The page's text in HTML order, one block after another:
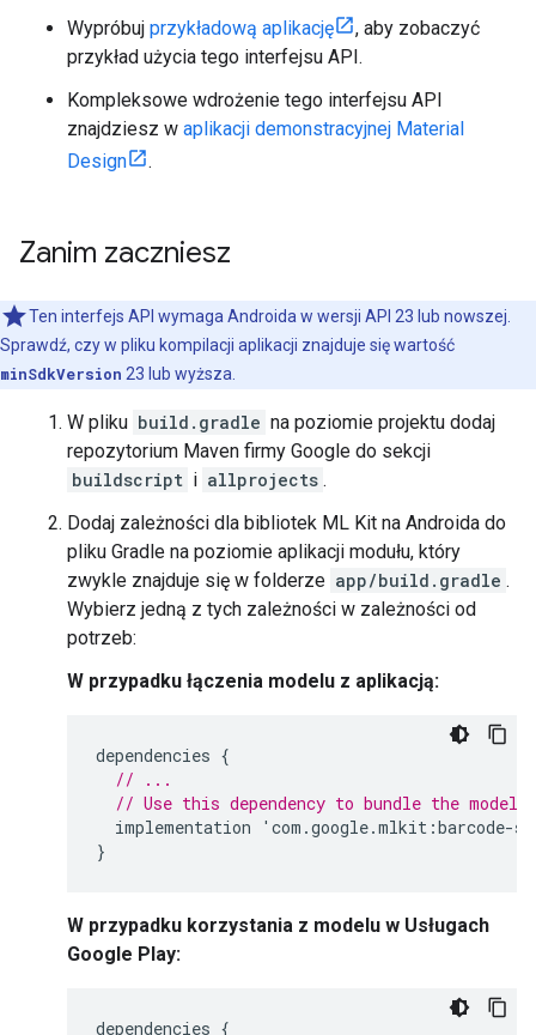
Wypróbuj przykładową aplikację
, aby zobaczyć
przykład użycia tego interfejsu API.
Kompleksowe wdrożenie tego interfejsu API
znajdziesz w aplikacji demonstracyjnej Material
Design
.
Zanim zaczniesz
Ten interfejs API wymaga Androida w wersji API 23 lub nowszej.
Sprawdź, czy w pliku kompilacji aplikacji znajduje się wartość
minSdkVersion 23 lub wyższa.
W pliku build.gradle na poziomie projektu dodaj
repozytorium Maven firmy Google do sekcji
buildscript i allprojects .
Dodaj zależności dla bibliotek ML Kit na Androida do
pliku Gradle na poziomie aplikacji modułu, który
zwykle znajduje się w folderze app/build.gradle .
Wybierz jedną z tych zależności w zależności od
potrzeb:
W przypadku łączenia modelu z aplikacją:
dependencies {
// ...
// Use this dependency to bundle the model
implementation
' com .google.mlkit :barcode-
}
W przypadku korzystania z modelu w Usługach
Google Play:
dependencies {